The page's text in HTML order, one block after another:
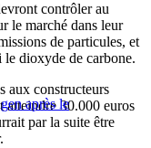
contrôler au
le marché dans leur
de particules, et
le dioxyde de carbone.
après le
aux constructeurs
atteindre 30.000 euros
par la suite être